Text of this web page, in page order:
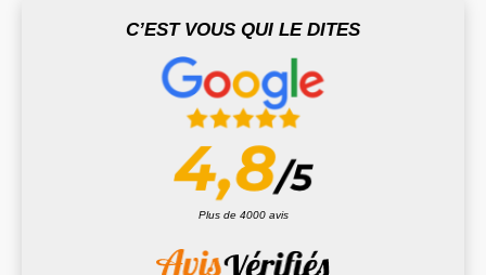
C’EST VOUS QUI LE DITES
Plus de 4000 avis